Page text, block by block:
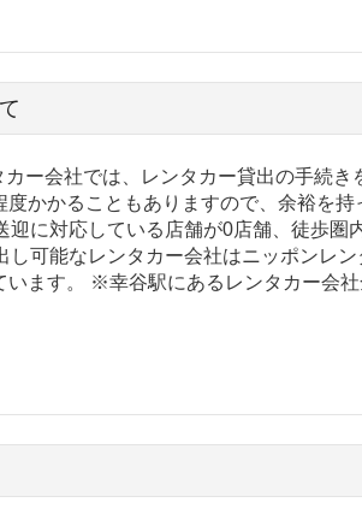
ー会社では、レンタカー貸出の手続き
度かかることもありますので、余裕を
迎に対応している店舗が0店舗、徒歩圏
し可能なレンタカー会社はニッポンレ
います。 ※幸谷駅にあるレンタカー会